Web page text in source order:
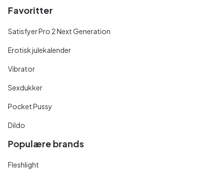
Favoritter
Satisfyer Pro 2 Next Generation
Erotisk julekalender
Vibrator
Sexdukker
Pocket Pussy
Dildo
Populære brands
Fleshlight